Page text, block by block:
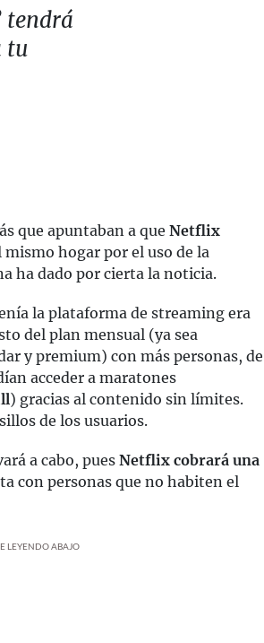
tendrá
tu
que apuntaban a que Netflix
hogar por el uso de la
ha dado por cierta la noticia.
la plataforma de streaming era
del plan mensual (ya sea
y premium) con más personas, de
acceder a maratones
) gracias al contenido sin límites.
de los usuarios.
a cabo, pues Netflix cobrará una
con personas que no habiten el
LEYENDO ABAJO